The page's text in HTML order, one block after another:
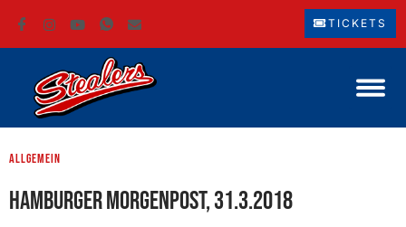
TICKETS
Allgemein
Hamburger Morgenpost, 31.3.2018